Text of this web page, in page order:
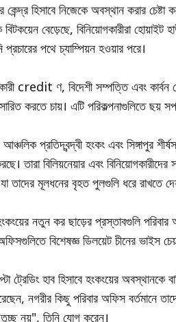
হিসাবে নিজেকে অবস্থান করার চেষ্টা
বিটকয়েন বেড়েছে, বিনিয়োগকারীরা হোয়াইট
প্রচারের পথে চ্যাম্পিয়ন হওয়ার পরে।
credit ণ, বিদেশী সম্পত্তি এবং
করতে চায়। এটি পরিকল্পনাগুলিতে ছয়
প্রতিদ্বন্দ্বী হংকং এবং সিঙ্গাপুর
তারা বিলিয়নেয়ার এবং
তাদের মূলধনের বৃহত পুলগুলি ধরে রাখতে
নতুন কর ছাড়ের প্রস্তাবগুলি পরিবার
বিশেষজ্ঞ ডিলয়েট চীনের ভাইস
ট্রেডিং হাব হিসাবে হংকংয়ের
নগরীর কিছু পরিবার অফিস বর্তমানে
নয়", তিনি যোগ করেন।